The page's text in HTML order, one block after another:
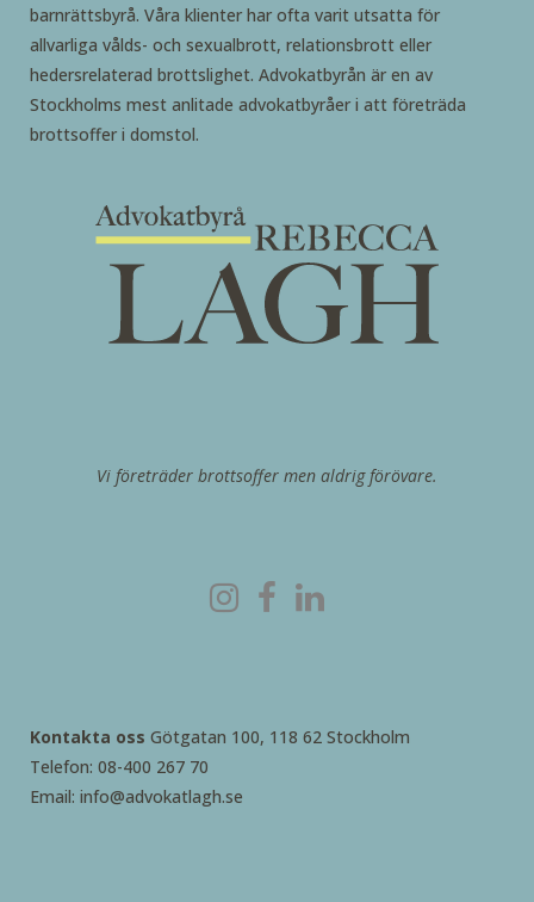
barnrättsbyrå. Våra klienter har ofta varit utsatta för
allvarliga vålds- och sexualbrott, relationsbrott eller
hedersrelaterad brottslighet. Advokatbyrån är en av
Stockholms mest anlitade advokatbyråer i att företräda
brottsoffer i domstol.
Vi företräder brottsoffer men aldrig förövare.
Kontakta oss Götgatan 100, 118 62 Stockholm
Telefon: 08-400 267 70
Email: info@advokatlagh.se